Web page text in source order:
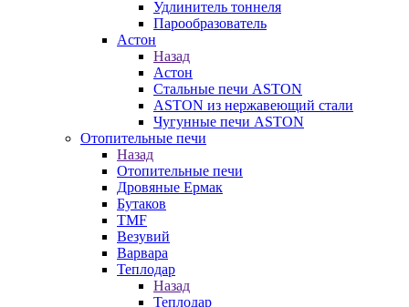
Удлинитель тоннеля
Парообразователь
Астон
Назад
Астон
Стальные печи ASTON
ASTON из нержавеющий стали
Чугунные печи ASTON
Отопительные печи
Назад
Отопительные печи
Дровяные Ермак
Бутаков
TMF
Везувий
Варвара
Теплодар
Назад
Теплодар